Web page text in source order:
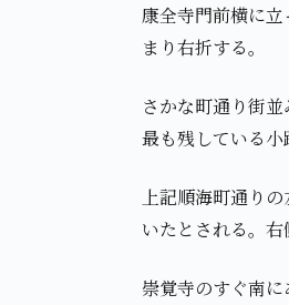
康全寺門前横に
まり右折する。
さかな町通り街
最も残している小
上記順海町通り
いたとされる。右
崇覚寺のすぐ南